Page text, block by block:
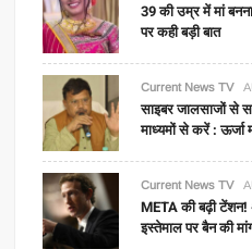
39 की उम्र में मां
पर कही बड़ी बात
Current News TV
साइबर जालसाजों से
माध्यमों से करें : ऊर्जा
Current News TV
META की बढ़ी टेंशन!
इस्तेमाल पर बैन की